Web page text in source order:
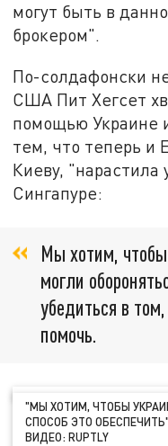
могут быть в
брокером".
По-солдафонски
США Пит Хегсет
помощью Украине
тем, что теперь и
Киеву, "нарастила
Сингапуре:
Мы хотим,
могли
убедиться в
помочь.
"МЫ ХОТИМ, ЧТОБЫ
СПОСОБ ЭТО
ВИДЕО: RUPTLY